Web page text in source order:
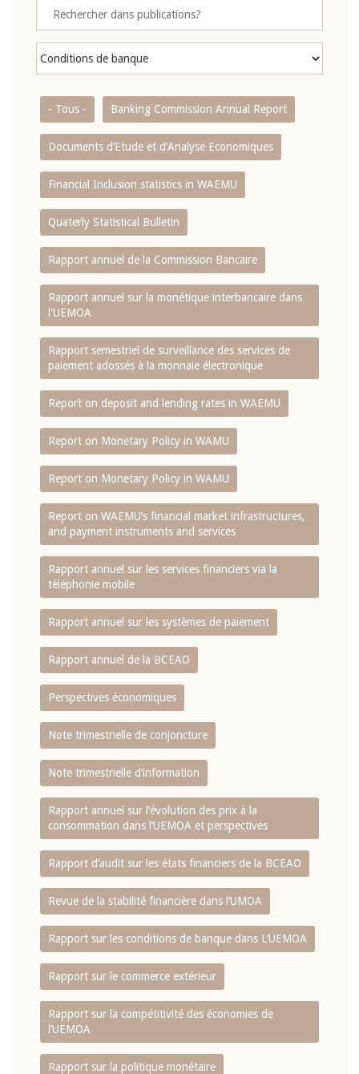
- Tous - Banking Commission Annual Report
Documents d’Etude et d’Analyse Economiques
Financial Inclusion statistics in WAEMU
Quaterly Statistical Bulletin
Rapport annuel de la Commission Bancaire
Rapport annuel sur la monétique interbancaire dans
l'UEMOA
Rapport semestriel de surveillance des services de
paiement adossés à la monnaie électronique
Report on deposit and lending rates in WAEMU
Report on Monetary Policy in WAMU
Report on Monetary Policy in WAMU
Report on WAEMU’s financial market infrastructures,
and payment instruments and services
Rapport annuel sur les services financiers via la
téléphonie mobile
Rapport annuel sur les systèmes de paiement
Rapport annuel de la BCEAO
Perspectives économiques
Note trimestrielle de conjoncture
Note trimestrielle d‘information
Rapport annuel sur l‘évolution des prix à la
consommation dans l‘UEMOA et perspectives
Rapport d‘audit sur les états financiers de la BCEAO
Revue de la stabilité financière dans l‘UMOA
Rapport sur les conditions de banque dans L‘UEMOA
Rapport sur le commerce extérieur
Rapport sur la compétitivité des économies de
l‘UEMOA
Rapport sur la politique monétaire